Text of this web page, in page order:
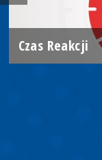
Czas Reakcji